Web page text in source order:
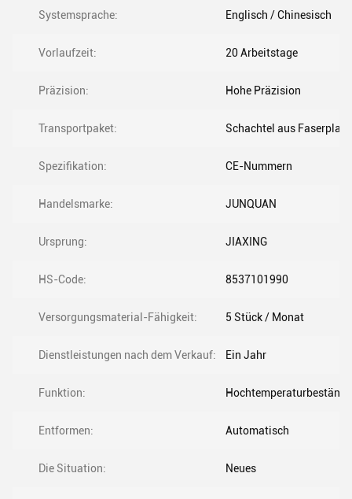
Systemsprache: Englisch / Chinesisch
Vorlaufzeit: 20 Arbeitstage
Präzision: Hohe Präzision
Transportpaket: Schachtel aus
Spezifikation: CE-Nummern
Handelsmarke: JUNQUAN
Ursprung: JIAXING
HS-Code: 8537101990
Versorgungsmaterial-Fähigkeit: 5 Stück / Monat
Dienstleistungen nach dem Verkauf: Ein Jahr
Funktion:
Entformen: Automatisch
Die Situation: Neues